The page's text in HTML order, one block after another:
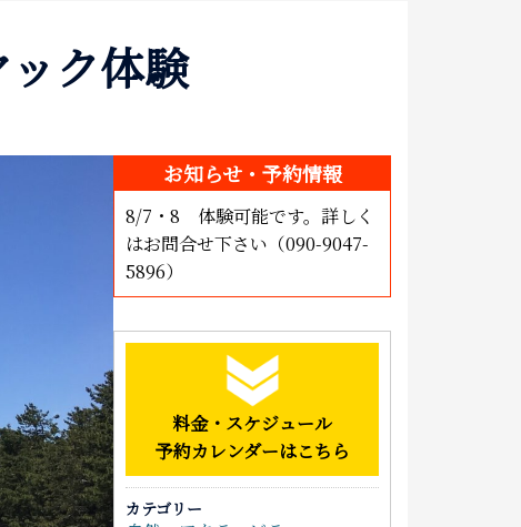
アクセス
ク体験
お知らせ・予約情報
8/7・8 体験可能です。詳しく
はお問合せ下さい（090-9047-
5896）
料金・スケジュール
予約カレンダーはこちら
カテゴリー